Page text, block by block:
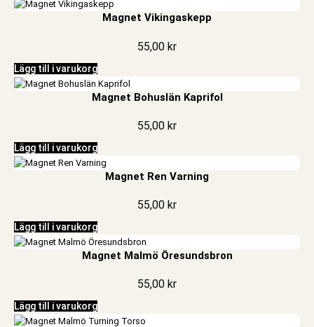
Magnet Vikingaskepp
55,00 kr
Lägg till i varukorg
Magnet Bohuslän Kaprifol
55,00 kr
Lägg till i varukorg
Magnet Ren Varning
55,00 kr
Lägg till i varukorg
Magnet Malmö Öresundsbron
55,00 kr
Lägg till i varukorg